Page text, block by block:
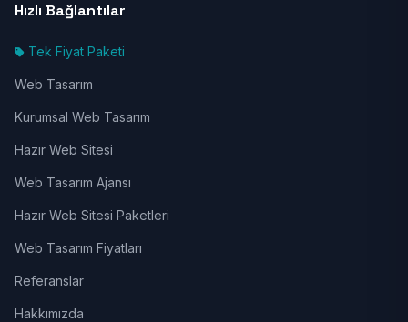
Hızlı Bağlantılar
Tek Fiyat Paketi
Web Tasarım
Kurumsal Web Tasarım
Hazır Web Sitesi
Web Tasarım Ajansı
Hazır Web Sitesi Paketleri
Web Tasarım Fiyatları
Referanslar
Hakkımızda